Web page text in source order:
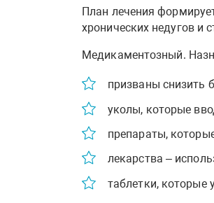
План лечения
хронических недугов и
Медикаментозный.
призваны снизить
уколы, которые
препараты,
лекарства –
таблетки,